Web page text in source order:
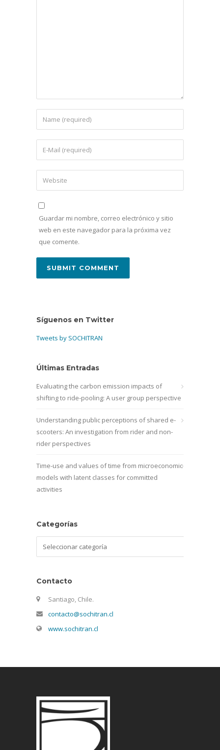
Guardar mi nombre, correo electrónico y sitio
web en este navegador para la próxima vez
que comente.
Síguenos en Twitter
Tweets by SOCHITRAN
Últimas Entradas
Evaluating the carbon emission impacts of
shifting to ride-pooling: A user group perspective
Understanding public perceptions of shared e-
scooters: An investigation from rider and non-
rider perspectives
Time-use and values of time from microeconomic
models with latent classes for committed
activities
Categorías
Contacto
Santiago, Chile.
contacto@sochitran.cl
www.sochitran.cl